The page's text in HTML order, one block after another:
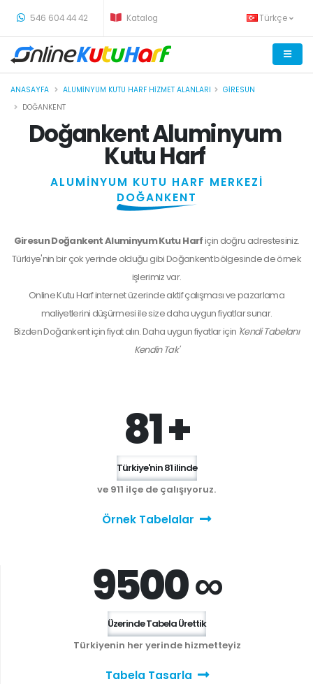
546 604 44 42 Katalog Türkçe
ANASAYFA ALUMINYUM KUTU HARF HIZMET ALANLARI
GIRESUN
DOĞANKENT
Doğankent Aluminyum
Kutu Harf
ALUMİNYUM KUTU HARF MERKEZİ
DOĞANKENT
Giresun Doğankent Aluminyum Kutu Harfiçin doğru adrestesiniz.
Türkiye'nin bir çok yerinde olduğu gibi Doğankent bölgesinde de örnek
işlerimiz var.
Online Kutu Harf internet üzerinde aktif çalışması ve pazarlama
maliyetlerini düşürmesi ile size daha uygun fiyatlar sunar.
BizdenDoğankentiçin fiyat alın. Daha uygun fiyatlar için 'Kendi Tabelanı
Kendin Tak'
81 +
Türkiye'nin 81 ilinde
ve 911 ilçe de çalışıyoruz.
Örnek Tabelalar
9500 ∞
Üzerinde Tabela Ürettik
Türkiyenin her yerinde hizmetteyiz
Tabela Tasarla